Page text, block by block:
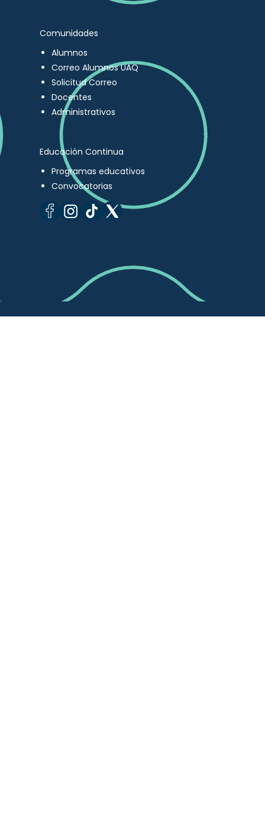
Comunidades
Alumnos
Correo Alumnos UAQ
Solicitud Correo
Docentes
Administrativos
Educación Continua
Programas educativos
Convocatorias